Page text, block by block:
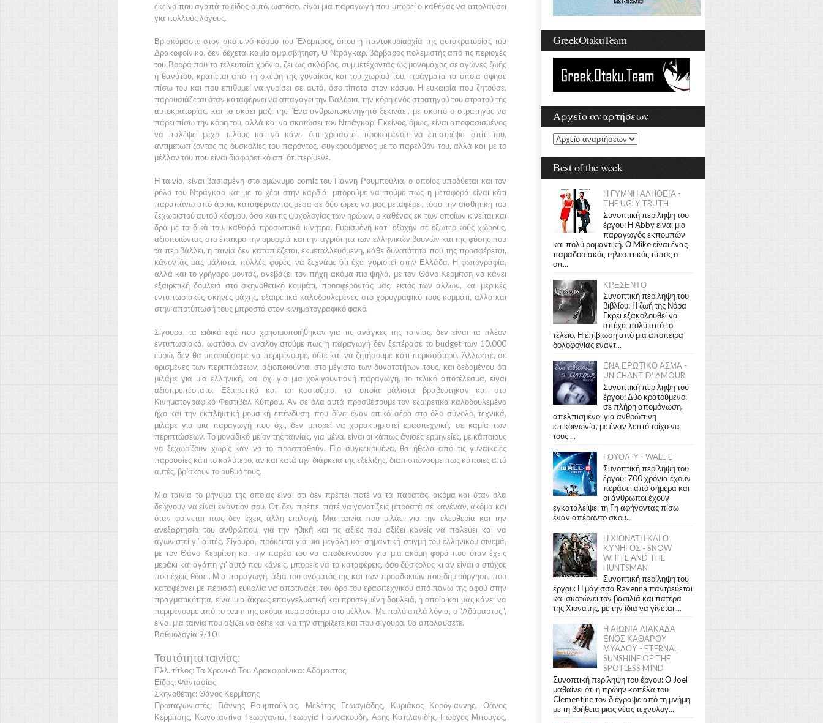
εκείνο που αγαπά το είδος αυτό, ωστόσο, είναι μια παραγωγή που μπορεί ο καθένας να απολαύσει
για πολλούς λόγους.
Βρισκόμαστε στον σκοτεινό κόσμο του Έλεμπρος, όπου η παντοκυριαρχία της αυτοκρατορίας του
Δρακοφοίνικα,δεν δέχεται καμία αμφισβήτηση. Ο Ντράγκαρ, βάρβαρος πολεμιστής από τις περιοχές
του Βορράπου τα τελευταία χρόνια, ζει ως σκλάβος, συμμετέχοντας ως μονομάχος σε αγώνες ζωής
ή θανάτου, κρατιέται από τη σκέψη της γυναίκας και του χωριού του, πράγματα τα οποία άφησε
πίσω του και που επιθυμεί να γυρίσει σε αυτά, όσο τίποτα στον κόσμο. Η ευκαιρία που ζητούσε,
παρουσιάζεται όταν καταφέρνει να απαγάγει την Βαλέρια, την κόρη ενός στρατηγού του στρατού της
αυτοκρατορίας, και το σκάει μαζί της. Ένα ανθρωποκυνηγητό ξεκινάει, με σκοπό ο στρατηγός να
πάρει πίσω την κόρη του, αλλά και να σκοτώσει τον Ντράγκαρ. Εκείνος, όμως, είναι αποφασισμένος
να παλέψει μέχρι τέλους και να κάνει ό,τι χρειαστεί, προκειμένου να επιστρέψει σπίτι του,
αντιμετωπίζοντας τις δυσκολίες του παρόντος, συγκρουόμενος με το παρελθόν του, αλλά και με το
μέλλον του που είναι διαφορετικό απ' ότι περίμενε.
Η ταινία, είναι βασισμένη στο ομώνυμο comic του Γιάννη Ρουμπούλια, ο οποίος υποδύεται και τον
ρόλο του Ντράγκαρ και με το χέρι στην καρδιά, μπορούμε να πούμε πως η μεταφορά είναι κάτι
παραπάνω από άρτια, καταφέρνοντας μέσα σε δύο ώρες να μας μεταφέρει, τόσο την αισθητική του
ξεχωριστού αυτού κόσμου, όσο και τις ψυχολογίας των ηρώων, ο καθένας εκ των οποίων κινείται και
δρα με τα δικά του, καθαρά προσωπικά κίνητρα. Γυρισμένη κατ' εξοχήν σε εξωτερικούς χώρους,
αξιοποιώντας στο έπακρο την ομορφιά και την αγριότητα των ελληνικών βουνών και της φύσης που
τα περιβάλλει, η ταινία δεν καταπιέζεται, εκμεταλλευόμενη, κάθε δυνατότητα που της προσφέρεται,
κάνοντάς μας μάλιστα, πολλές φορές, να ξεχνάμε ότι έχει γυριστεί στην Ελλάδα. Η φωτογραφία,
αλλά και το γρήγορο μοντάζ, ανεβάζει τον πήχη ακόμα πιο ψηλά, με τον Θάνο Κερμίτση να κάνει
εξαιρετική δουλειά στο σκηνοθετικό κομμάτι, προσφέροντάς μας, εκτός των άλλων, και μερικές
εντυπωσιακές σκηνές μάχης, εξαιρετικά καλοδουλεμένες στο χορογραφικό τους κομμάτι, αλλά και
στην αποτύπωσή τους μπροστά στον κινηματογραφικό φακό.
Σίγουρα, τα ειδικά εφέ που χρησιμοποιήθηκαν για τις ανάγκες της ταινίας, δεν είναι τα πλέον
εντυπωσιακά, ωστόσο, αν αναλογιστούμε πως η παραγωγή δεν ξεπέρασε το budget των 10.000
ευρώ, δεν θα μπορούσαμε να περιμένουμε, ούτε και να ζητήσουμε κάτι περισσότερο. Άλλωστε, σε
ορισμένες των περιπτώσεων, αξιοποιούνται στο μέγιστο των δυνατοτήτων τους, και δεδομένου ότι
μιλάμε για μια ελληνική, και όχι για μια χολιγουντιανή παραγωγή, το τελικό αποτέλεσμα, είναι
αξιοπρεπέστατο. Εξαιρετικά και τα κοστούμια, τα οποία μάλιστα βραβεύτηκαν και στο
Κινηματογραφικό Φεστιβάλ Κύπρου. Αν σε όλα αυτά προσθέσουμε τον εξαιρετικά καλοδουλεμένο
ήχο και την εκπληκτική μουσική επένδυση, που δίνει έναν επικό αέρα στο όλο σύνολο, τεχνικά,
μιλάμε για μια παραγωγή που όχι, δεν μπορεί να χαρακτηριστεί ερασιτεχνική, σε καμία των
περιπτώσεων. Το μοναδικό μείον της ταινίας, για μένα, είναι οι κάπως άνισες ερμηνείες, με κάποιους
να ξεχωρίζουν χωρίς καν να το προσπαθούν. Πιο συγκεκριμένα, θα ήθελα από τις γυναικείες
παρουσίες κάτι το καλύτερο, αν και κατά την διάρκεια της εξέλιξης, διαπιστώνουμε πως κάποιες από
αυτές, βρίσκουν το ρυθμό τους.
Μια ταινία το μήνυμα της οποίας είναι ότι δεν πρέπει ποτέ να τα παρατάς, ακόμα και όταν όλα
δείχνουν να είναι εναντίον σου. Ότι δεν πρέπει ποτέ να γονατίζεις μπροστά σε κανέναν, ακόμα και
όταν φαίνεται πως δεν έχεις άλλη επιλογή. Μια ταινία που μιλάει για την ελευθερία και την
ανεξαρτησία του ανθρώπου, για την ηθική και τις αξίες που αξίζει κανείς να παλεύει και να
αγωνιστεί γι' αυτές. Σίγουρα, πρόκειται για μια μεγάλη και σημαντική στιγμή του ελληνικού σινεμά,
με τον Θάνο Κερμίτσηκαι την παρέα του να αποδεικνύουν για μια ακόμη φορά που όταν έχεις
μεράκι και αγάπη γι' αυτό που κάνεις, μπορείς να τα καταφέρεις, όσο δύσκολος κι αν είναι ο στόχος
που έχεις θέσει. Μια παραγωγή, άξια του ονόματός της και των προσδοκιών που δημιούργησε, που
καταφέρνει με περισσή ευκολία να αποτινάξει τον όρο του ερασιτεχνικού από πάνω της αφού στην
πραγματικότητα, είναι μια άκρως επαγγελματική και προσεγμένη δουλειά, η οποία και μας κάνει να
περιμένουμε από το team της ακόμα περισσότερα στο μέλλον. Με πολύ απλά λόγια, ο "Αδάμαστος",
είναι μια ταινία που αξίζει να δείτε και να την στηρίξετε και που σίγουρα, θα απολαύσετε.
Βαθμολογία 9/10
Ταυτότητα ταινίας:
Ελλ. τίτλος: Τα Χρονικά Του Δρακοφοίνικα: Αδάμαστος
Είδος: Φαντασίας
Σκηνοθέτης: Θάνος Κερμίτσης
Πρωταγωνιστές: Γιάννης Ρουμπούλιας, Μελέτης Γεωργιάδης, Κυριάκος Κορόγιαννης, Θάνος
Κερμίτσης, Κωνσταντίνα Γεωργαντά, Γεωργία Γιαννακούδη, Αρης Καπλανίδης, Γιώργος Μπούγος,
GreekOtakuTeam
Αρχείο αναρτήσεων
Best of the week
Η ΓΥΜΝΗ ΑΛΗΘΕΙΑ -
THE UGLY TRUTH
Συνοπτική περίληψη του
έργου: Η Abby είναι μια
παραγωγός εκπομπών
και πολύ ρομαντική. Ο Mike είναι ένας
παραδοσιακός τηλεοπτικός τύπος ο
οπ...
ΚΡΕΣΕΝΤΟ
Συνοπτική περίληψη του
βιβλίου: Η ζωή της Νόρα
Γκρέι εξακολουθεί να
απέχει πολύ από το
τέλειο. Η επιβίωση από μια απόπειρα
δολοφονίας εναντ...
ΕΝΑ ΕΡΩΤΙΚΟ ΑΣΜΑ -
UN CHANT D' AMOUR
Συνοπτική περίληψη του
έργου: Δύο κρατούμενοι
σε πλήρη απομόνωση,
απελπισμένοι για ανθρώπινη
επικοινωνία, με έναν λεπτό τοίχο να
τους ...
ΓΟΥΟΛ-Υ - WALL-E
Συνοπτική περίληψη του
έργου: 700 χρόνια έχουν
περάσει από σήμερα και
οι άνθρωποι έχουν
εγκαταλείψει τη Γη αφήνοντας πίσω
έναν απέραντο σκου...
Η ΧΙΟΝΑΤΗ ΚΑΙ Ο
ΚΥΝΗΓΟΣ - SNOW
WHITE AND THE
HUNTSMAN
Συνοπτική περίληψη του
έργου: Η μάγισσα Ravenna παντρεύεται
και σκοτώνει τον βασιλιά και πατέρα
της Χιονάτης, με την ίδια να γίνεται ...
Η ΑΙΩΝΙΑ ΛΙΑΚΑΔΑ
ΕΝΟΣ ΚΑΘΑΡΟΥ
ΜΥΑΛΟΥ - ETERNAL
SUNSHINE OF THE
SPOTLESS MIND
Συνοπτική περίληψη του έργου: Ο Joel
μαθαίνει ότι η πρώην κοπέλα του
Clementine τον διέγραψε από τη μνήμη
με τη βοήθεια μιας νέας τεχνολογ...